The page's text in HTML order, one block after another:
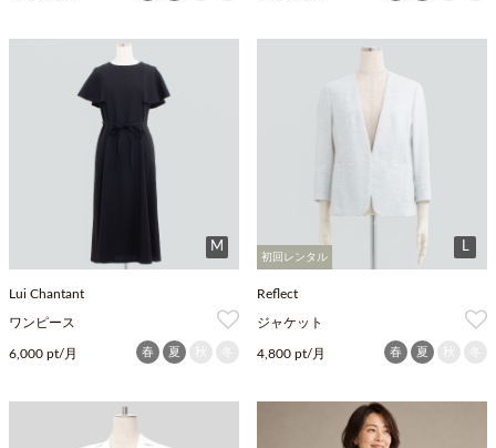
M
Lui Chantant
ワンピース
6,000 pt/月 春 夏
初回レンタル
L
Reflect
ジャケット
4,800 pt/月 春 夏